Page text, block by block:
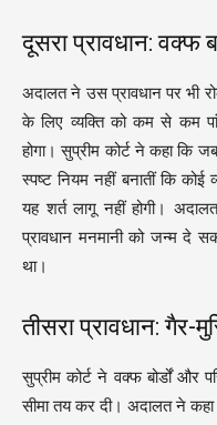
दूसरा प्रावधान: वक्फ
अदालत ने उस प्रावधान पर भी
के लिए व्यक्ति को कम से कम
होगा। सुप्रीम कोर्ट ने कहा कि
स्पष्ट नियम नहीं बनातीं कि
यह शर्त लागू नहीं होगी।
प्रावधान मनमानी को जन्म दे
था।
तीसरा प्रावधान: गैर-
सुप्रीम कोर्ट ने वक्फ बोर्डों और
सीमा तय कर दी। अदालत ने